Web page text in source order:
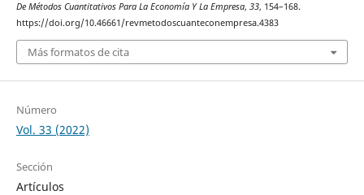
De Métodos Cuantitativos Para La Economía Y La Empresa, 33, 154–168.
https://doi.org/10.46661/revmetodoscuanteconempresa.4383
Más formatos de cita
Número
Vol. 33 (2022)
Sección
Artículos